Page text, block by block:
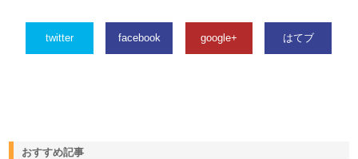
twitter facebook google+ はてブ
おすすめ記事